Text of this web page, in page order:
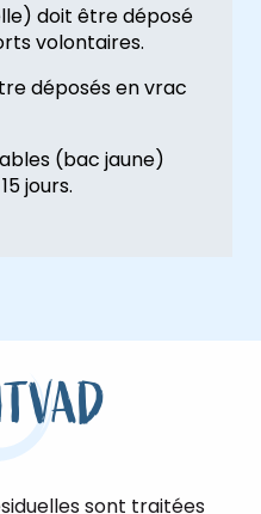
doit être déposé
volontaires.
déposés en vrac
(bac jaune)
jours.
sont traitées